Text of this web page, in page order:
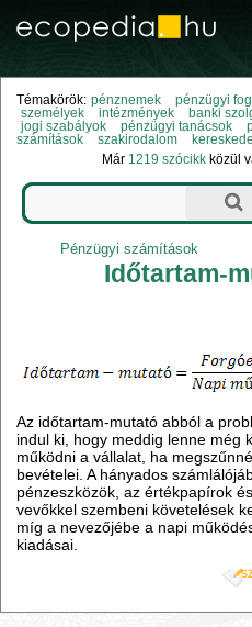
Témakörök: pénznemek
pénzügyi
személyek
intézmények
banki
jogi szabályok
pénzügyi tanácsok
számítások
szakirodalom
Már 1219 szócikk közül
Pénzügyi számítások
Időtartam-
Az időtartam-mutató abból a
indul ki, hogy meddig lenne még
működni a vállalat, ha
bevételei. A hányados
pénzeszközök, az értékpapírok
vevőkkel szembeni követelések
míg a nevezőjébe a napi
kiadásai.